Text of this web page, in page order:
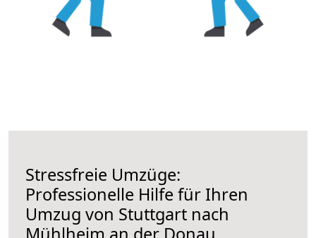
Stressfreie Umzüge:
Professionelle Hilfe für Ihren
Umzug von Stuttgart nach